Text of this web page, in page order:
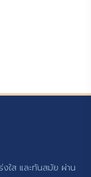
งใส และทันสมัย ผ่าน